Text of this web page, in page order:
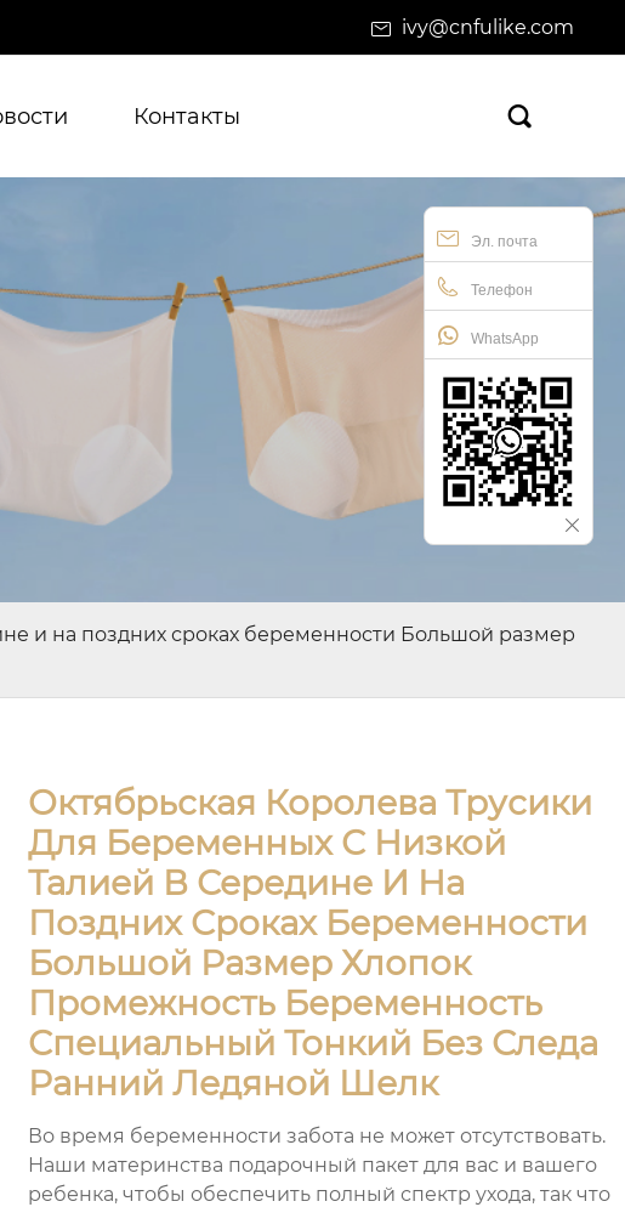
ivy@cnfulike.com
Контакты 
Эл. почта
Телефон
WhatsApp
и на поздних сроках беременности Большой размер
Октябрьская Королева Трусики
Для Беременных С Низкой
Талией В Середине И На
Поздних Сроках Беременности
Большой Размер Хлопок
Промежность Беременность
Специальный Тонкий Без Следа
Ранний Ледяной Шелк
Во время беременности забота не может отсутствовать.
Наши материнства подарочный пакет для вас и вашего
ребенка, чтобы обеспечить полный спектр ухода, так что